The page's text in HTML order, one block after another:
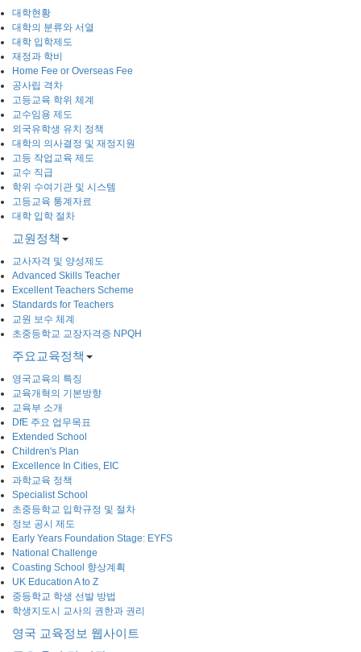
대학현황
대학의 분류와 서열
대학 입학제도
재정과 학비
Home Fee or Overseas Fee
공사립 격차
고등교육 학위 체계
교수임용 제도
외국유학생 유치 정책
대학의 의사결정 및 재정지원
고등 작업교육 제도
교수 직급
학위 수여기관 및 시스템
고등교육 통계자료
대학 입학 절차
교원정책
교사자격 및 양성제도
Advanced Skills Teacher
Excellent Teachers Scheme
Standards for Teachers
교원 보수 체계
초중등학교 교장자격증 NPQH
주요교육정책
영국교육의 특징
교육개혁의 기본방향
교육부 소개
DfE 주요 업무목표
Extended School
Children's Plan
Excellence In Cities, EIC
과학교육 정책
Specialist School
초중등학교 입학규정 및 절차
정보 공시 제도
Early Years Foundation Stage: EYFS
National Challenge
Coasting School 향상계획
UK Education A to Z
중등학교 학생 선발 방법
학생지도시 교사의 권한과 권리
영국 교육정보 웹사이트